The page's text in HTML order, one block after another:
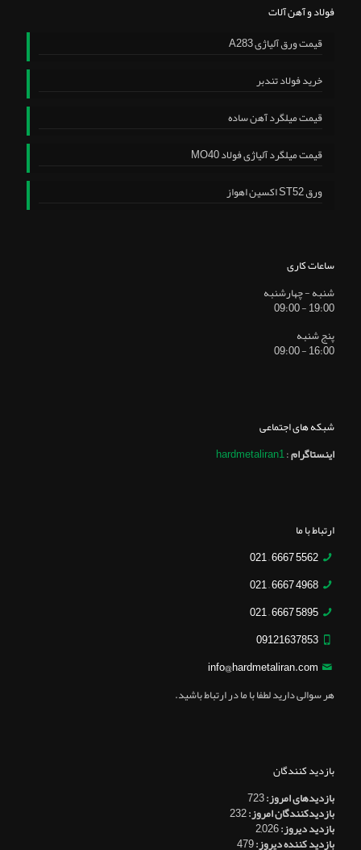
فولاد و آهن آلات
قیمت ورق آلیاژی A283
خرید فولاد تندبر
قیمت میلگرد آهن ساده
قیمت میلگرد آلیاژی فولاد MO40
ورق ST52 اکسین اهواز
ساعات کاری
شنبه - چهارشنبه
19:00 - 09:00
پنج شنبه
16:00 - 09:00
شبکه های اجتماعی
اینستاگرام:
hardmetaliran1
ارتباط با ما
5562 6667 – 021
4968 6667 – 021
5895 6667 – 021
09121637853
info@hardmetaliran.com
هر سوالی دارید لطفا با ما در ارتباط باشید.
بازدید کنندگان
بازدیدهای امروز:723
بازدیدکنندگان امروز:232
بازدید دیروز:2,026
بازدید کننده دیروز:479